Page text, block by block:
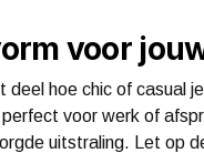
voor
deel hoe chic of casual
voor werk of
uitstraling. Let op